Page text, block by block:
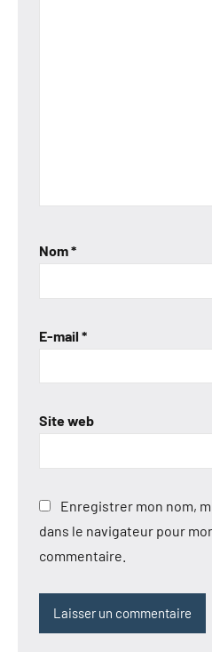
Nom*
E-mail *
Site web
Enregistrer mon nom,
dans le navigateur pour
commentaire.